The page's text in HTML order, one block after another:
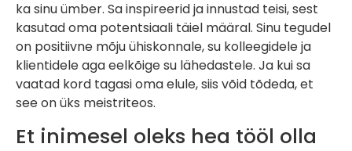
ka sinu ümber. Sa inspireerid ja innustad teisi, sest
kasutad oma potentsiaali täiel määral. Sinu tegudel
on positiivne mõju ühiskonnale, su kolleegidele ja
klientidele aga eelkõige su lähedastele. Ja kui sa
vaatad kord tagasi oma elule, siis võid tõdeda, et
see on üks meistriteos.
Et inimesel oleks hea tööl olla